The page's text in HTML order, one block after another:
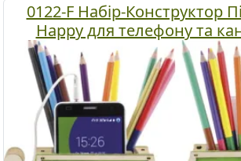
0122-F Набір-Конструктор
Happy для телефону та
Чарівна мить